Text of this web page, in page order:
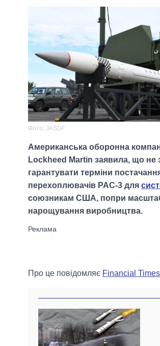
Фото: JASDF
Американська оборонна
Lockheed Martin заявила, що не
гарантувати терміни
перехоплювачів PAC-3 для
союзникам США, попри
нарощування виробництва.
Про це повідомляє Financial Times